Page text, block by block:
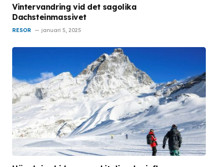
Vintervandring vid det sagolika
Dachsteinmassivet
RESOR januari 5, 2025